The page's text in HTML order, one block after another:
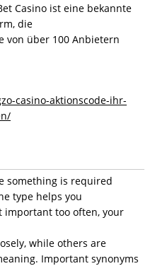
Casino ist eine bekannte
die
von über 100 Anbietern
casino-aktionscode-ihr-
something is required
type helps you
important too often, your
while others are
Important synonyms